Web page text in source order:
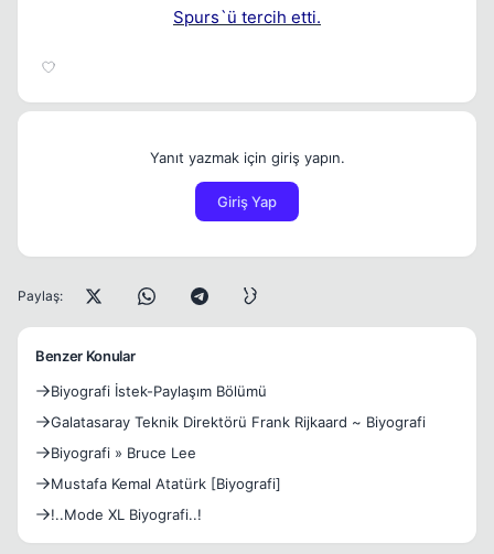
Spurs`ü tercih etti.
Yanıt yazmak için giriş yapın.
Giriş Yap
Paylaş:
Benzer Konular
Biyografi İstek-Paylaşım Bölümü
Galatasaray Teknik Direktörü Frank Rijkaard ~ Biyografi
Biyografi » Bruce Lee
Mustafa Kemal Atatürk [Biyografi]
!..Mode XL Biyografi..!